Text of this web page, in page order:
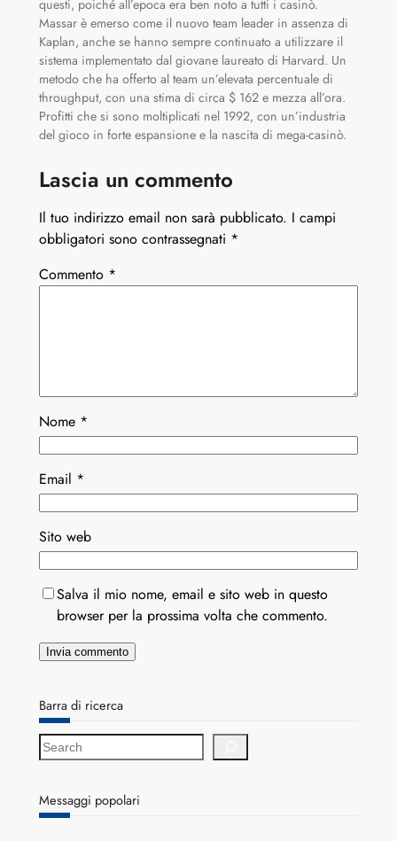
questi, poiché all’epoca era ben noto a tutti i casinò.
Massar è emerso come il nuovo team leader in assenza di
Kaplan, anche se hanno sempre continuato a utilizzare il
sistema implementato dal giovane laureato di Harvard. Un
metodo che ha offerto al team un’elevata percentuale di
throughput, con una stima di circa $ 162 e mezza all’ora.
Profitti che si sono moltiplicati nel 1992, con un’industria
del gioco in forte espansione e la nascita di mega-casinò.
Lascia un commento
Il tuo indirizzo email non sarà pubblicato. I campi
obbligatori sono contrassegnati *
Commento *
Nome *
Email *
Sito web
Salva il mio nome, email e sito web in questo
browser per la prossima volta che commento.
Barra di ricerca
S
e
r
c
Messaggi popolari